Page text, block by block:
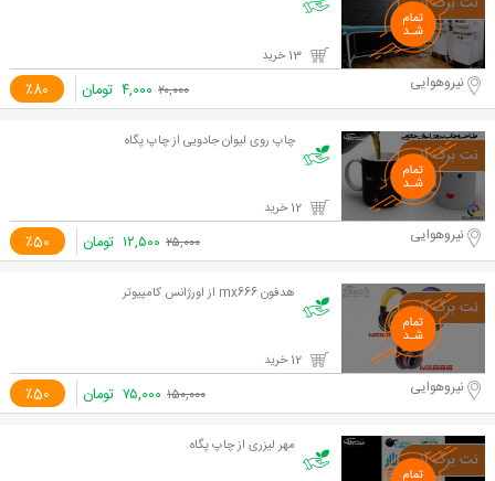
٪80 نیروهوایی ۲۰,۰۰۰ ۴,۰۰۰ تومان
چاپ روی لیوان جادویی از چاپ پگاه
٪50 نیروهوایی ۲۵,۰۰۰ ۱۲,۵۰۰ تومان
هدفون mx666 از اورژانس کامپیوتر
٪50 نیروهوایی ۱۵۰,۰۰۰ ۷۵,۰۰۰ تومان
مهر لیزری از چاپ پگاه